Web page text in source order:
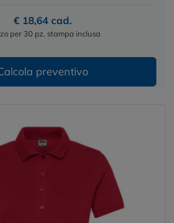
€ 18,64 cad.
per 30 pz. stampa inclusa
preventivo